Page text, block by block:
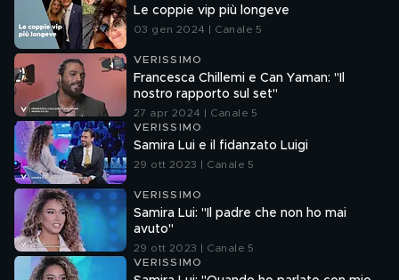
Le coppie vip più longeve
03 gen 2024 | Canale 5
VERISSIMO
Francesca Chillemi e Can Yaman: "Il
nostro rapporto sul set"
27 apr 2024 | Canale 5
VERISSIMO
Samira Lui e il fidanzato Luigi
29 ott 2023 | Canale 5
VERISSIMO
Samira Lui: "Il padre che non ho mai
avuto"
29 ott 2023 | Canale 5
VERISSIMO